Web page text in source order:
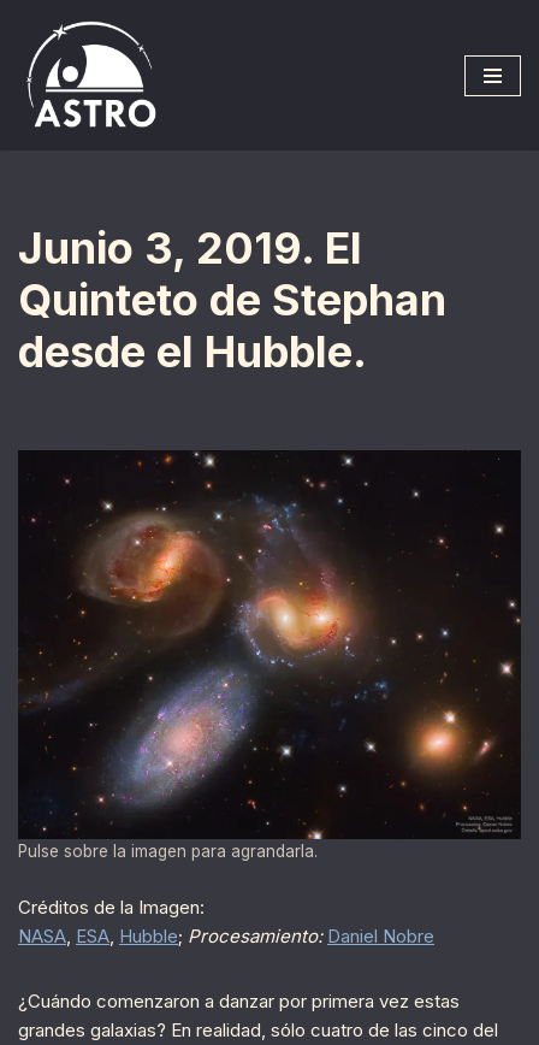
Saltar
al
contenido
Junio 3, 2019. El
Quinteto de Stephan
desde el Hubble.
Pulse sobre la imagen para agrandarla.
Créditos de la Imagen:
NASA ESA Hubble; Procesamiento: Daniel Nobre
¿Cuándo comenzaron a danzar por primera vez estas
grandes galaxias? En realidad, sólo cuatro de las cinco del